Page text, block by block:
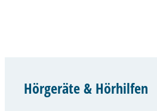
Hörgeräte & Hörhilfen